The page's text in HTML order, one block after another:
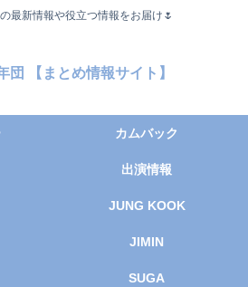
最新情報や役立つ情報をお届け🌷
団 【まとめ情報サイト】
カムバック
出演情報
JUNG KOOK
JIMIN
SUGA